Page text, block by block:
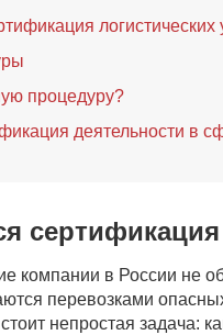
логистических
процедуру?
деятельности в
сертификация
компании в России не
перевозками
непростая задача: